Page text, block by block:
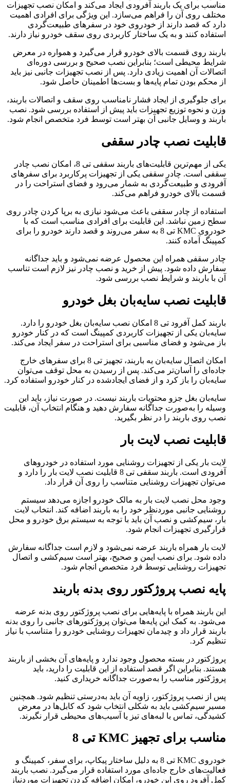
مناسب برای یک باربند آفرودی ایجاد می‌کند و امکان نصب تجهیزات
مختلف روی آن را فراهم می‌سازد. این ویژگی برای افرادی اهمیت
دارد که قصد دارند از خودروی خود در سفرهای طبیعت‌گردی
استفاده کنند و به یک ساختار کاربردی روی سقف خودرو نیاز دارند.
باربند روی قسمت بالای خودرو قرار می‌گیرد و همواره در معرض
شرایط محیطی است؛ بنابراین نصب صحیح و بررسی دوره‌ای
اتصالات آن اهمیت زیادی دارد. پس از نصب تجهیزات جانبی نیز باید
از محکم بودن تمام پایه‌ها و بست‌ها اطمینان حاصل شود.
برای جلوگیری از ایجاد فشار نامناسب روی سقف و اتصالات باربند،
وزن و نحوه توزیع تجهیزات باید پیش از استفاده بررسی شود. نصب
باربند و وسایل جانبی آن بهتر است توسط فرد متخصص انجام شود.
قابلیت نصب چادر سقفی
یکی از مهم‌ترین قابلیت‌های باربند سقفی تی 8، امکان نصب چادر
سقفی است. چادر سقفی یکی از تجهیزات پرکاربرد برای سفرهای
آفرودی و طبیعت‌گردی به شمار می‌رود و فضای استراحت را در
قسمت بالای خودرو فراهم می‌کند.
استفاده از چادر سقفی باعث می‌شود نیازی به برپا کردن چادر روی
سطح زمین نباشد. این قابلیت برای افرادی مناسب است که با
خودروی KMC تی 8 به سفر می‌روند و قصد دارند خودرو را برای
کمپینگ آماده کنند.
چادر سقفی همراه این محصول عرضه نمی‌شود و باید جداگانه
سفارش داده شود. پیش از خرید و نصب چادر نیز لازم است تناسب
آن با باربند و شرایط نصب بررسی شود.
قابلیت نصب سایه‌بان بغل خودرو
باربند کمل آفرود تی 8 امکان نصب سایه‌بان بغل خودرو را دارد.
سایه‌بان یکی از تجهیزات کاربردی کمپینگ است که در کنار خودرو
باز می‌شود و فضای مناسبی برای استراحت در سفر ایجاد می‌کند.
امکان اتصال سایه‌بان به باربند، تجهیز تی 8 برای سفرهای خارج
جاده‌ای را آسان‌تر می‌کند. پس از رسیدن به محل توقف می‌توان
سایه‌بان را باز کرد و از فضای ایجادشده در کنار خودرو استفاده کرد.
سایه‌بان بغل جزو محتویات باربند نیست. در صورت نیاز، باید این
وسیله را به‌صورت جداگانه سفارش دهید و هنگام انتخاب آن، قابلیت
نصب روی باربند را در نظر بگیرید.
قابلیت نصب لایت بار
لایت بار یکی از تجهیزات روشنایی مورد استفاده در خودروهای
آفرودی است. باربند سقفی تی 8 قابلیت نصب لایت بار را دارد و
می‌توان تجهیزات روشنایی متناسب را روی آن قرار داد.
وجود محل نصب لایت بار به مالک خودرو اجازه می‌دهد سیستم
روشنایی جانبی موردنظر خود را به باربند اضافه کند. انتخاب لایت
بار، سیم‌کشی و نصب آن باید با توجه به سیستم برق خودرو و محل
قرارگیری تجهیزات انجام شود.
لایت بار همراه باربند عرضه نمی‌شود و لازم است جداگانه سفارش
داده شود. برای نصب ایمن و صحیح، بهتر است سیم‌کشی و اتصال
تجهیزات روشنایی توسط فرد متخصص انجام شود.
پایه نصب پروژکتور روی بدنه باربند
این باربند همراه با پایه‌هایی برای نصب پروژکتور روی بدنه عرضه
می‌شود. به کمک این پایه‌ها می‌توان پروژکتورهای جانبی را روی بدنه
باربند قرار داد و چیدمان تجهیزات روشنایی خودرو را متناسب با نیاز
تنظیم کرد.
پروژکتور در بسته محصول وجود ندارد و پایه‌های آن بخشی از باربند
هستند. بنابراین اگر قصد استفاده از این قابلیت را دارید، باید
پروژکتور مناسب را به‌صورت جداگانه خریداری کنید.
پس از نصب پروژکتور، زاویه آن باید به‌درستی تنظیم شود. همچنین
مسیر سیم‌کشی باید به شکلی انتخاب شود که کابل‌ها در معرض
کشیدگی، تماس با لبه‌های تیز یا آسیب‌های محیطی قرار نگیرند.
مناسب برای تجهیز KMC تی 8
خودروی KMC تی 8 به دلیل ساختار پیکاپ، برای سفر، کمپینگ و
فعالیت‌های خارج جاده‌ای مورد استفاده قرار می‌گیرد. نصب باربند
کمل آفرود روی این خودرو، امکان اضافه کردن تجهیزات موردنیاز